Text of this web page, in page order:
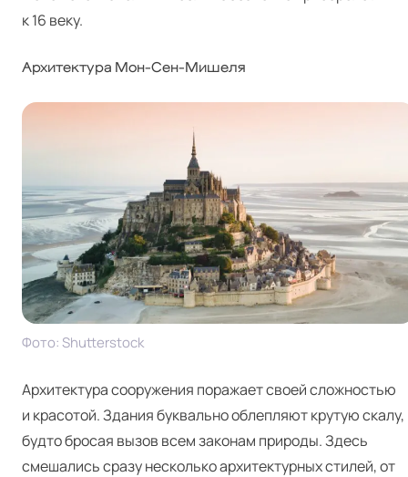
к 16 веку.
Архитектура Мон-Сен-Мишеля
Фото: Shut­ter­stock
Архитектура сооружения поражает своей сложностью
и красотой. Здания буквально облепляют крутую скалу,
будто бросая вызов всем законам природы. Здесь
смешались сразу несколько архитектурных стилей, от